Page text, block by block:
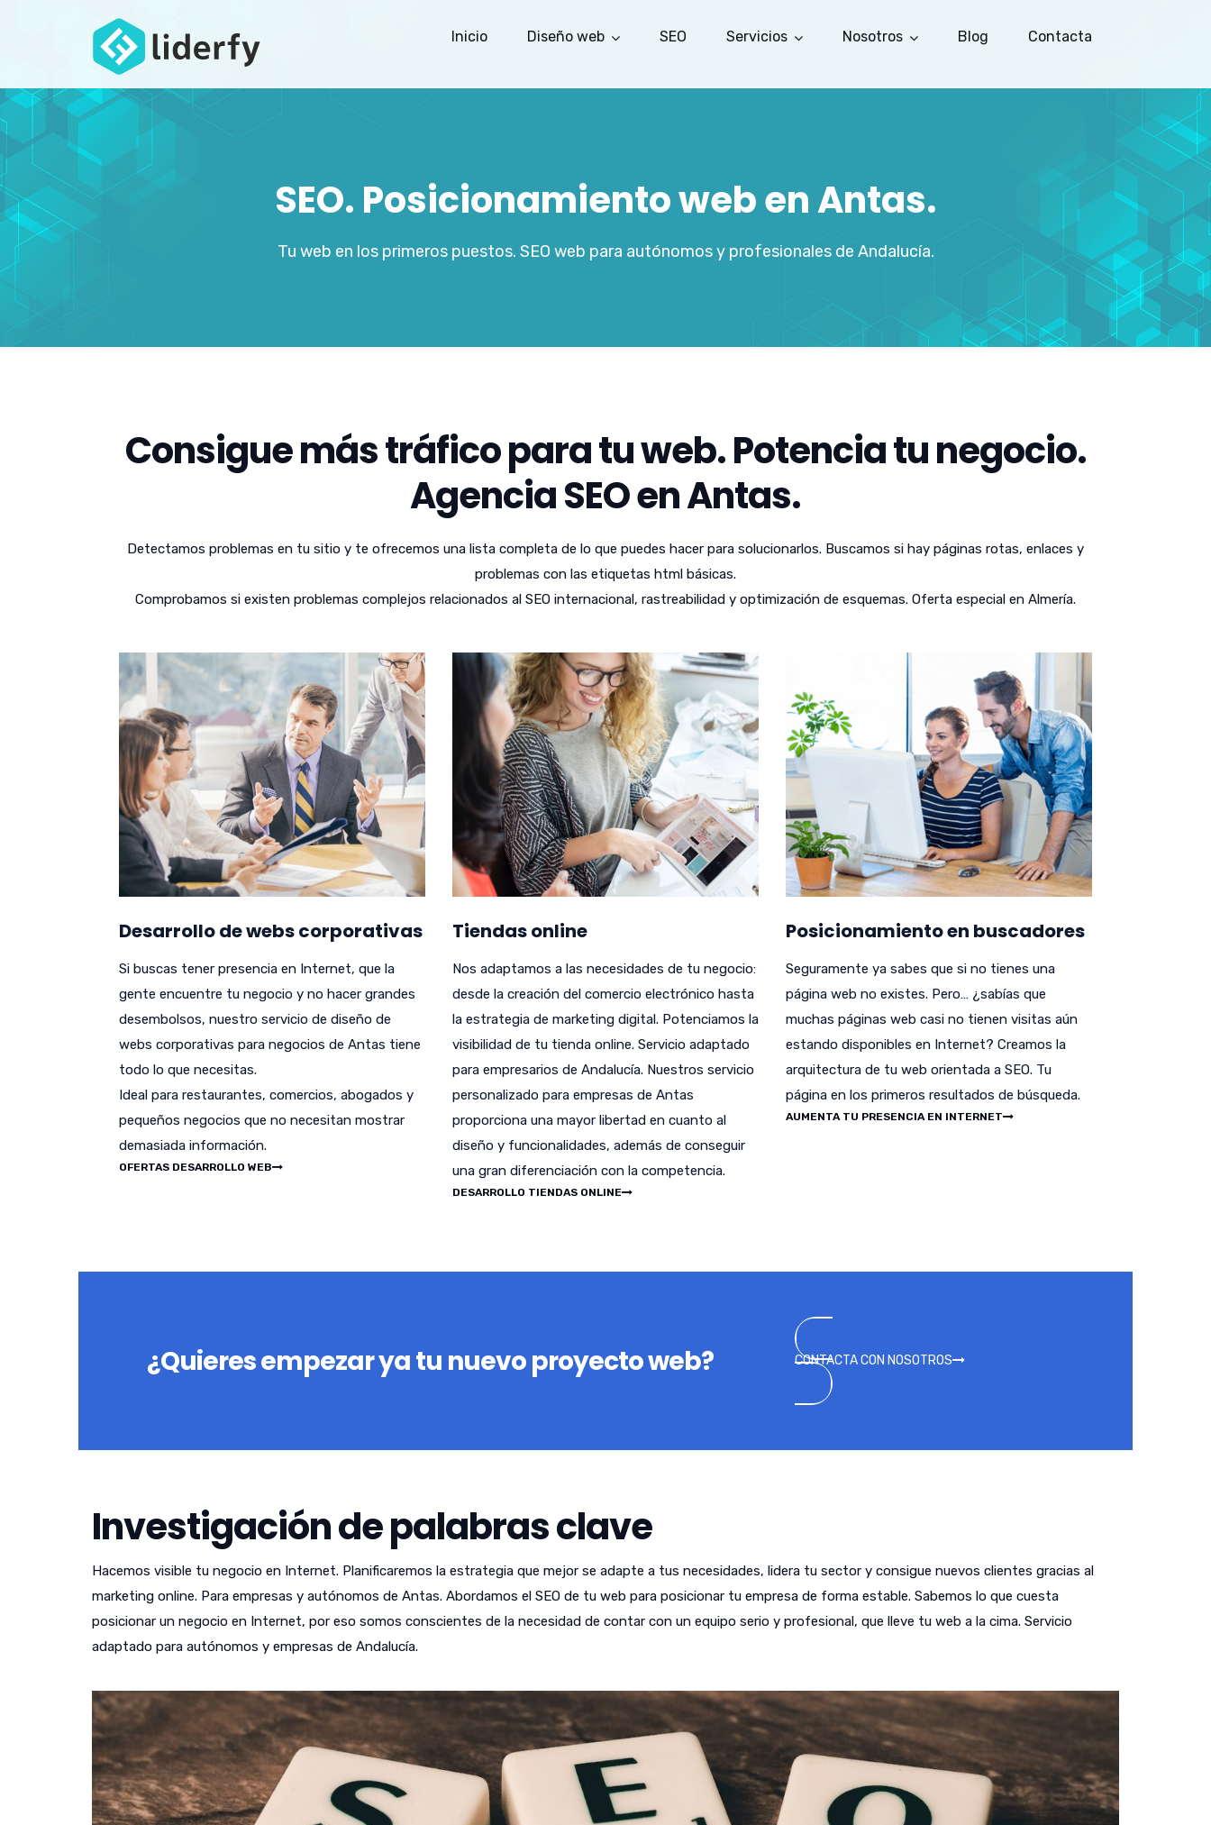
Inicio Diseño web SEO Servicios Nosotros Blog Contacta
SEO. Posicionamiento web en Antas.
Tu web en los primeros puestos. SEO web para autónomos y profesionales de Andalucía.
Consigue más tráfico para tu web. Potencia tu negocio.
Agencia SEO en Antas.
Detectamos problemas en tu sitio y te ofrecemos una lista completa de lo que puedes hacer para solucionarlos. Buscamos si hay páginas rotas, enlaces y
problemas con las etiquetas html básicas.
Comprobamos si existen problemas complejos relacionados al SEO internacional, rastreabilidad y optimización de esquemas. Oferta especial en Almería.
Desarrollo de webs corporativas
Si buscas tener presencia en Internet, que la
gente encuentre tu negocio y no hacer grandes
desembolsos, nuestro servicio de diseño de
webs corporativas para negocios de Antas tiene
todo lo que necesitas.
Ideal para restaurantes, comercios, abogados y
pequeños negocios que no necesitan mostrar
demasiada información.
OFERTAS DESARROLLO WEB
Tiendas online
Nos adaptamos a las necesidades de tu negocio:
desde la creación del comercio electrónico hasta
la estrategia de marketing digital. Potenciamos la
visibilidad de tu tienda online. Servicio adaptado
para empresarios de Andalucía. Nuestros servicio
personalizado para empresas de Antas
proporciona una mayor libertad en cuanto al
diseño y funcionalidades, además de conseguir
una gran diferenciación con la competencia.
DESARROLLO TIENDAS ONLINE
Posicionamiento en buscadores
Seguramente ya sabes que si no tienes una
página web no existes. Pero… ¿sabías que
muchas páginas web casi no tienen visitas aún
estando disponibles en Internet? Creamos la
arquitectura de tu web orientada a SEO. Tu
página en los primeros resultados de búsqueda.
AUMENTA TU PRESENCIA EN INTERNET
¿Quieres empezar ya tu nuevo proyecto web? CONTACTA CON NOSOTROS
Investigación de palabras clave
Hacemos visible tu negocio en Internet. Planificaremos la estrategia que mejor se adapte a tus necesidades, lidera tu sector y consigue nuevos clientes gracias al
marketing online. Para empresas y autónomos de Antas. Abordamos el SEO de tu web para posicionar tu empresa de forma estable. Sabemos lo que cuesta
posicionar un negocio en Internet, por eso somos conscientes de la necesidad de contar con un equipo serio y profesional, que lleve tu web a la cima. Servicio
adaptado para autónomos y empresas de Andalucía.